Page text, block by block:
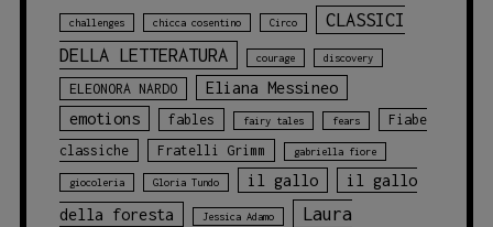
challenges chicca cosentino Circo
CLASSICI
DELLA LETTERATURA
courage discovery
ELEONORA NARDO
Eliana Messineo
emotions
fables fairy tales fears
Fiabe
classiche
Fratelli Grimm gabriella fiore
giocoleria Gloria Tundo il gallo
il gallo
della foresta
Jessica Adamo
Laura